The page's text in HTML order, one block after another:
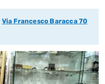
Via Francesco Baracca 70